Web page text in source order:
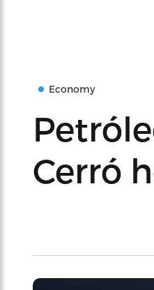
Economy
Cerró